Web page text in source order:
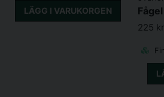
LÄGG I VARUKORGEN
225 kr